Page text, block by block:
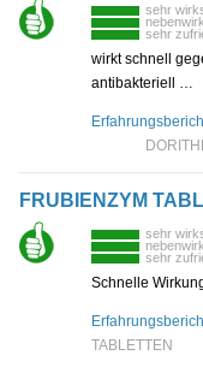
sehr
sehr
wirkt schnell
antibakteriell …
FRUBIENZYM
sehr
sehr
Schnelle
TABLETTEN